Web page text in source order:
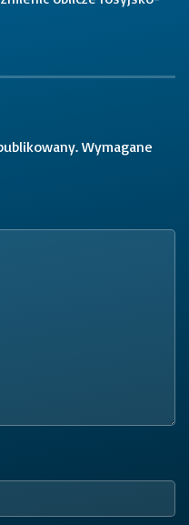
Wymagane